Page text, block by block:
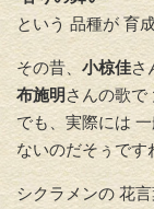
という 品種が 育
その昔、 小椋佳さ
布施明 さんの歌で
でも、実際には
ないのだそぅです
シクラメンの 花